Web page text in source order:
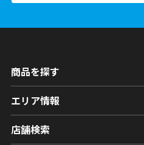
商品を探す
エリア情報
店舗検索